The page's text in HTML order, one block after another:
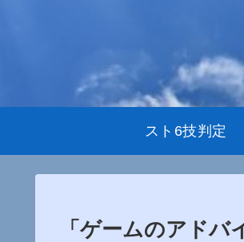
スト6技判定
「ゲームのアド